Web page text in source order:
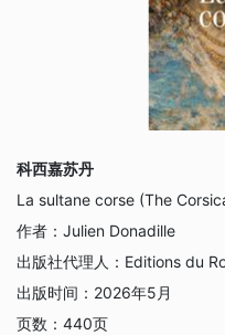
科西嘉苏丹
La sultane corse (The
作者： Julien Donadille
出版社代理人： Editions du
出版时间： 2026年5月
页数： 440页